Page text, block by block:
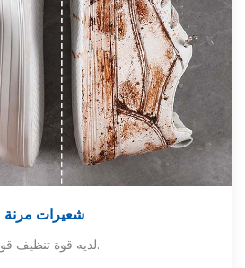
شعيرات مرنة
لديه قوة تنظيف قوية.